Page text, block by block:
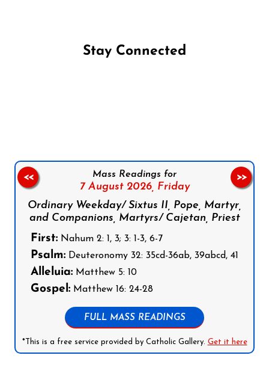
Stay Connected
Mass Readings for
7 August 2026, Friday
Ordinary Weekday/ Sixtus II, Pope, Martyr,
and Companions, Martyrs/ Cajetan, Priest
First: Nahum 2: 1, 3; 3: 1-3, 6-7
Psalm: Deuteronomy 32: 35cd-36ab, 39abcd, 41
Alleluia: Matthew 5: 10
Gospel: Matthew 16: 24-28
FULL MASS READINGS
*This is a free service provided by Catholic Gallery. Get it here
<< >>